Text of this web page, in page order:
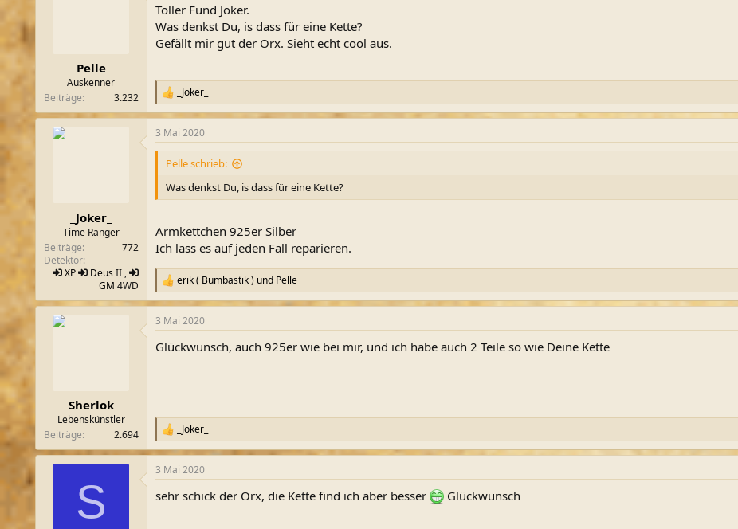
i
o
n
e
Pelle
Auskenner
Beiträge
3.232
Toller Fund Joker.
Was denkst Du, is dass für eine Kette?
Gefällt mir gut der Orx. Sieht echt cool aus.
R
e
a
k
t
n
e
_Joker_
_Joker_
Time Ranger
Beiträge
772
Detektor
XP
DeusII ,
GM 4WD
3 Mai 2020
Pelle schrieb:
Was denkst Du, is dass für eine Kette?
Armkettchen 925er Silber
Ich lass es auf jeden Fall reparieren.
R
e
a
k
i
erik ( Bumbastik )und Pelle
Sherlok
Lebenskünstler
Beiträge
2.694
3 Mai 2020
Glückwunsch, auch 925er wie bei mir, und ich habe auch 2 Teile so wie Deine Kette
R
e
a
k
i
_Joker_
S
3 Mai 2020
sehr schick der Orx, die Kette find ich aber besser Glückwunsch